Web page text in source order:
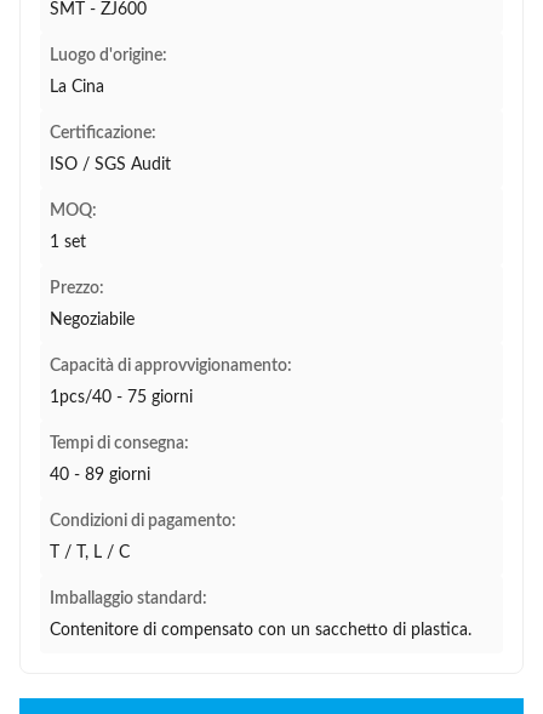
SMT - ZJ600
Luogo d'origine:
La Cina
Certificazione:
ISO / SGS Audit
MOQ:
1 set
Prezzo:
Negoziabile
Capacità di approvvigionamento:
1pcs/40 - 75 giorni
Tempi di consegna:
40 - 89 giorni
Condizioni di pagamento:
T / T, L / C
Imballaggio standard:
Contenitore di compensato con un sacchetto di plastica.